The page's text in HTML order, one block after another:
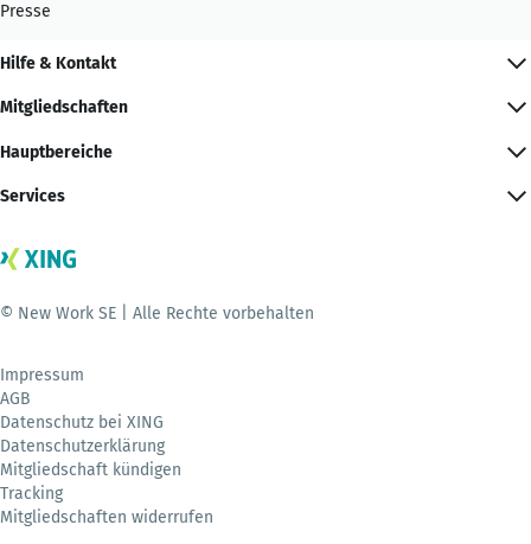
Presse
Hilfe & Kontakt
Mitgliedschaften
Hauptbereiche
Services
© New Work SE | Alle Rechte vorbehalten
Impressum
AGB
Datenschutz bei XING
Datenschutzerklärung
Mitgliedschaft kündigen
Tracking
Mitgliedschaften widerrufen